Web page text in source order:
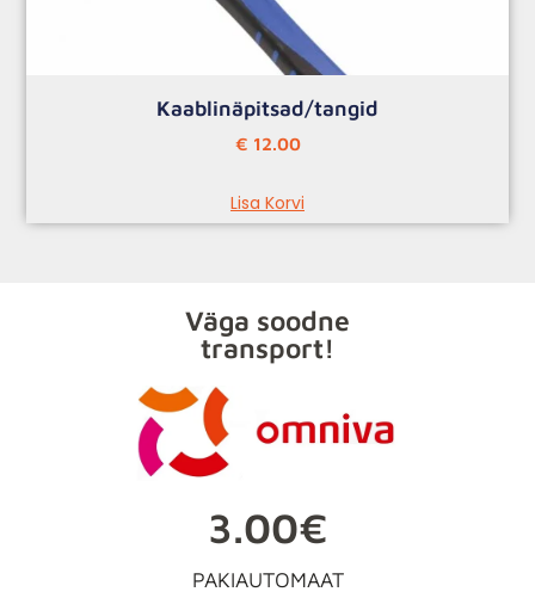
Kaablinäpitsad/tangid
€ 12.00
Lisa Korvi
Väga soodne
transport!
3.00€
PAKIAUTOMAAT